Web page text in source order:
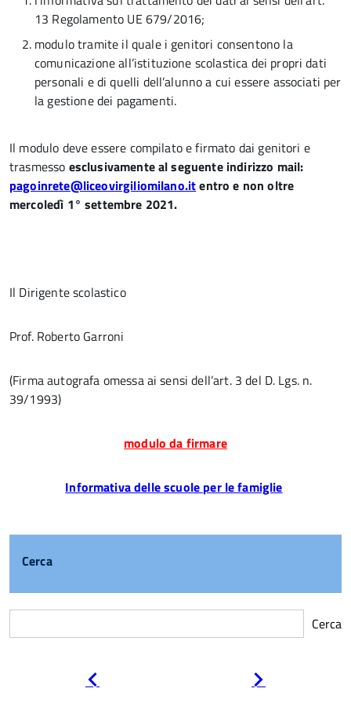
13 Regolamento UE 679/2016;
modulo tramite il quale i genitori consentono la
comunicazione all’istituzione scolastica dei propri dati
personali e di quelli dell’alunno a cui essere associati per
la gestione dei pagamenti.
Il modulo deve essere compilato e firmato dai genitori e
trasmesso esclusivamente al seguente indirizzo mail:
pagoinrete@liceovirgiliomilano.itentro e non oltre
mercoledì 1° settembre 2021.
Il Dirigente scolastico
Prof. Roberto Garroni
(Firma autografa omessa ai sensi dell’art. 3 del D. Lgs. n.
39/1993)
modulo da firmare
Informativa delle scuole per le famiglie
Cerca
Cerca